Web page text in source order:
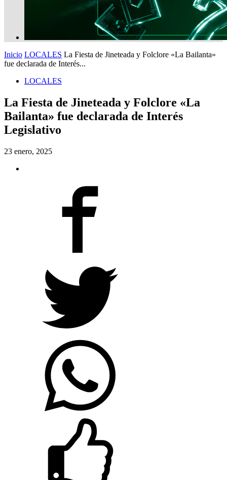
Inicio LOCALES La Fiesta de Jineteada y Folclore «La Bailanta»
fue declarada de Interés...
LOCALES
La Fiesta de Jineteada y Folclore «La
Bailanta» fue declarada de Interés
Legislativo
23 enero, 2025